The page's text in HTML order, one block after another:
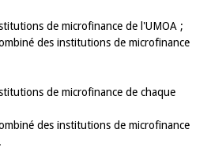
de microfinance de l'UMOA ;
des institutions de microfinance
de microfinance de chaque
des institutions de microfinance